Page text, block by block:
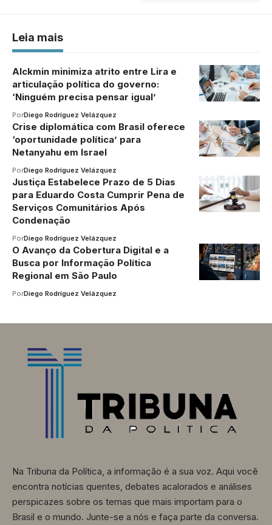
Leia mais
Alckmin minimiza atrito entre Lira e
articulação política do governo:
‘Ninguém precisa pensar igual’
PorDiego Rodríguez Velázquez
Crise diplomática com Brasil oferece
‘oportunidade política’ para
Netanyahu em Israel
PorDiego Rodríguez Velázquez
Justiça Estabelece Prazo de 5 Dias
para Eduardo Costa Cumprir Pena de
Serviços Comunitários Após
Condenação
PorDiego Rodríguez Velázquez
O Avanço da Cobertura Digital e a
Busca por Informação Política
Regional em São Paulo
PorDiego Rodríguez Velázquez
Na Tribuna da Política, a informação é a sua voz. Aqui você
encontra notícias quentes, debates acalorados e análises
perspicazes sobre os temas que mais importam para o
Brasil e o mundo. Junte-se a nós e faça parte da conversa.